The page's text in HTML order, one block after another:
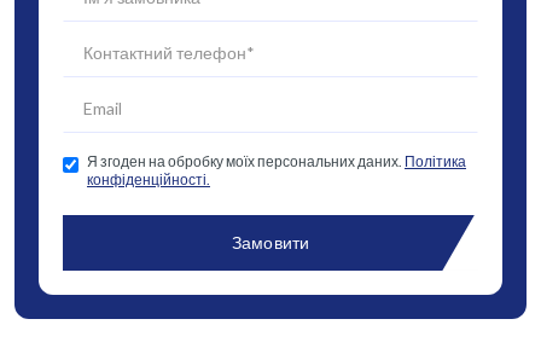
Я згоден на обробку моїх персональних даних. Політика
конфіденційності.